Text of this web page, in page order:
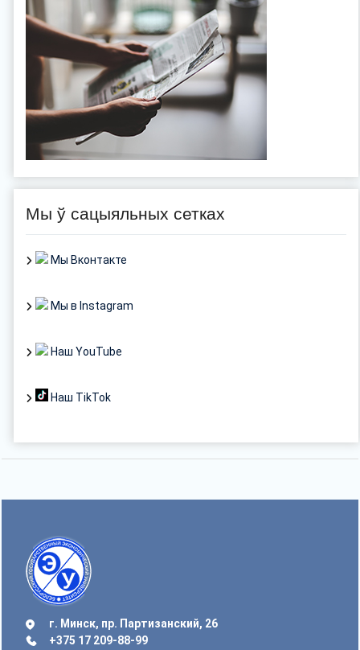
Мы ў сацыяльных сетках
Мы Вконтакте
Мы в Instagram
Наш YouTube
Наш TikTok
г. Минск, пр. Партизанский, 26
+375 17 209-88-99